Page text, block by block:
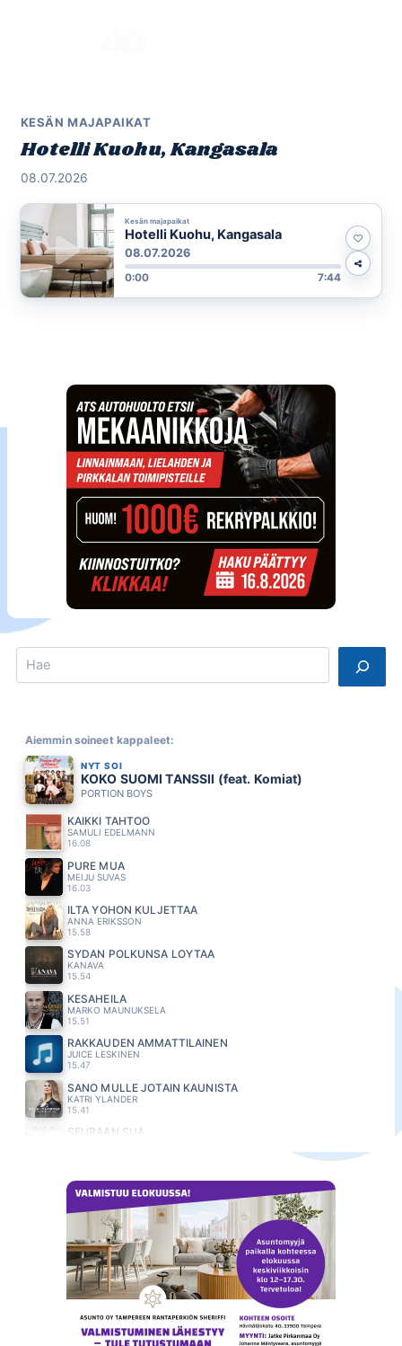
KESÄN MAJAPAIKAT
Hotelli Kuohu, Kangasala
08.07.2026
Kesän majapaikat
Hotelli Kuohu, Kangasala
08.07.2026
0:00 7:44
Search
Aiemmin soineet kappaleet:
NYT SOI
KOKO SUOMI TANSSII (feat. Komiat)
PORTION BOYS
KAIKKI TAHTOO
SAMULI EDELMANN
16.08
PURE MUA
MEIJU SUVAS
16.03
ILTA YÖHÖN KULJETTAA
ANNA ERIKSSON
15.58
SYDÄN POLKUNSA LÖYTÄÄ
KANAVA
15.54
KESAHEILA
MARKO MAUNUKSELA
15.51
RAKKAUDEN AMMATTILAINEN
JUICE LESKINEN
15.47
SANO MULLE JOTAIN KAUNISTA
KATRI YLANDER
15.41
SEURAAN SUA
KIKKA LAITINEN
15.34
MAITOHAPOILLA
ANSSI KELA
15.30
KULTAKUUME
JÄRVENSIVU
15.26
PATE MUSTAJÄRVI
15.22